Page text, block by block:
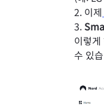
이제
이렇
수 있